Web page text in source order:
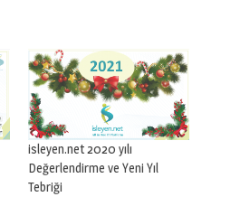
isleyen.net 2020 yılı
Değerlendirme ve Yeni Yıl
Tebriği